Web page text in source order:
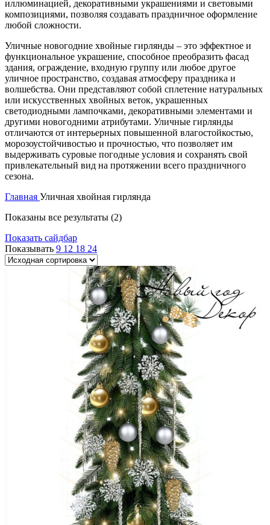
иллюминацией, декоративными украшениями и световыми
композициями, позволяя создавать праздничное оформление
любой сложности.
Уличные новогодние хвойные гирлянды – это эффектное и
функциональное украшение, способное преобразить фасад
здания, ограждение, входную группу или любое другое
уличное пространство, создавая атмосферу праздника и
волшебства. Они представляют собой сплетение натуральных
или искусственных хвойных веток, украшенных
светодиодными лампочками, декоративными элементами и
другими новогодними атрибутами. Уличные гирлянды
отличаются от интерьерных повышенной влагостойкостью,
морозоустойчивостью и прочностью, что позволяет им
выдерживать суровые погодные условия и сохранять свой
привлекательный вид на протяжении всего праздничного
сезона.
Главная Уличная хвойная гирлянда
Показаны все результаты (2)
Показать сайдбар
Показывать 9 12 18 24